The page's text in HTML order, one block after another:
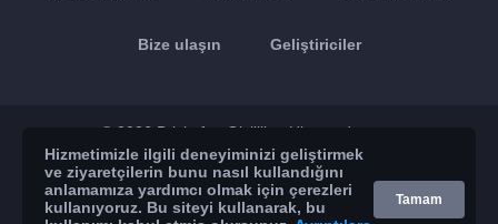
Bize ulaşın Geliştiriciler
© 2026 Brickoft Gizlilik Hizmet durumu
App Store Google Play
Hizmetimizle ilgili deneyiminizi geliştirmek
ve ziyaretçilerin bunu nasıl kullandığını
anlamamıza yardımcı olmak için çerezleri
kullanıyoruz. Bu siteyi kullanarak, bu
Tamam